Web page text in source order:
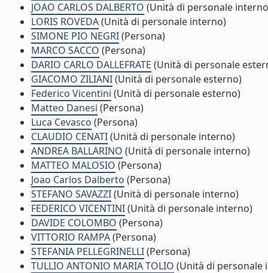
JOAO CARLOS DALBERTO (Unità di personale
LORIS ROVEDA(Unità di personale interno)
SIMONE PIO NEGRI(Persona)
MARCO SACCO (Persona)
DARIO CARLO DALLEFRATE (Unità di personale
GIACOMO ZILIANI(Unità di personale esterno)
Federico Vicentini (Unità di personale esterno)
Matteo Danesi (Persona)
Luca Cevasco (Persona)
CLAUDIO CENATI(Unità di personale interno)
ANDREA BALLARINO (Unità di personale interno)
MATTEO MALOSIO (Persona)
Joao Carlos Dalberto (Persona)
STEFANO SAVAZZI(Unità di personale interno)
FEDERICO VICENTINI(Unità di personale interno)
DAVIDE COLOMBO (Persona)
VITTORIO RAMPA(Persona)
STEFANIA PELLEGRINELLI(Persona)
TULLIO ANTONIO MARIA TOLIO (Unità di personale